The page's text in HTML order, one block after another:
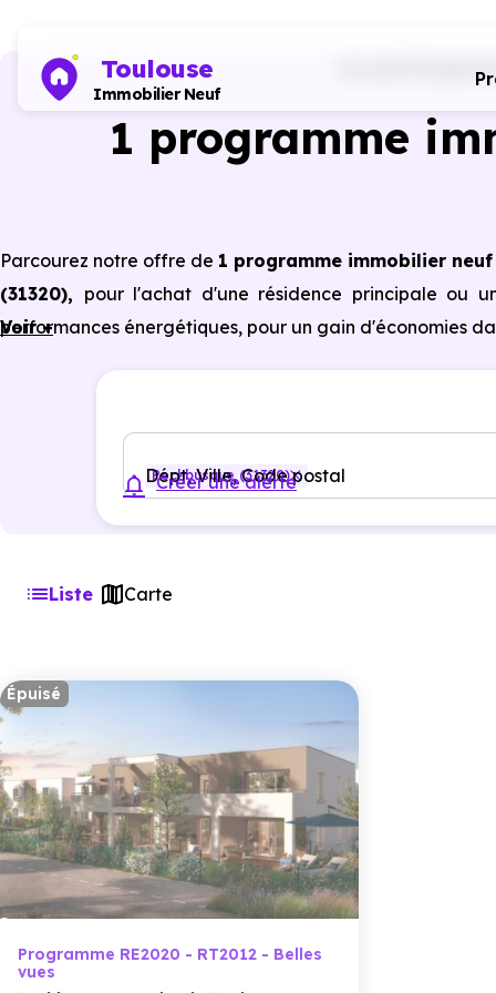
Toulouse
Immobilier Neuf
1 programme
Parcourez notre offre de 1 programme immobilier neuf
(31320), pour l'achat d'une résidence principale ou
performances énergétiques, pour un gain d'économies
Voir +
Dépt, Ville, Code postal
Pechbusque (31320)
Créer une alerte
Liste Carte
Épuisé
Programme RE2020 - RT2012 - Belles
vues